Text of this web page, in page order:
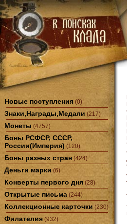
Новые поступления (0)
Знаки,Награды,Медали (217)
Монеты (4757)
Боны РСФСР, СССР,
России(Империя) (120)
Боны разных стран (424)
Деньги марки (6)
Конверты первого дня (28)
Открытые письма (244)
Коллекционные карточки (230)
Филателия (932)